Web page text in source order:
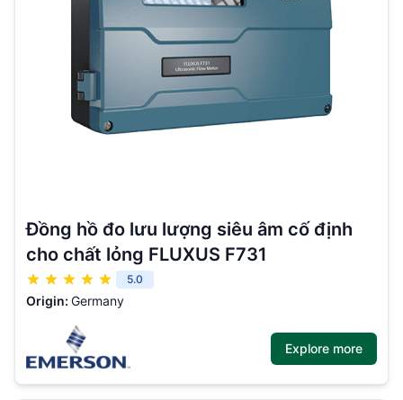
Đồng hồ đo lưu lượng siêu âm cố định
cho chất lỏng FLUXUS F731
5.0
Origin: Germany
Explore more